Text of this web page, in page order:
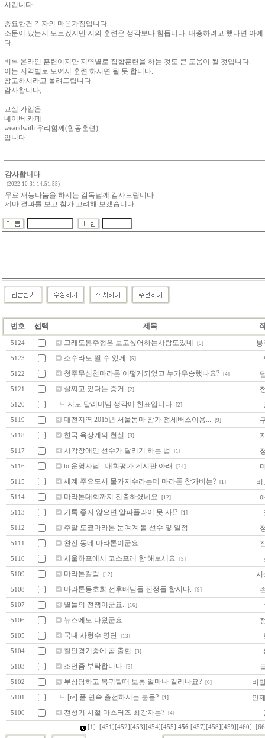
시킵니다.
중요한건 각자의 마음가짐입니다.
소문이 났는지 모르겠지만 저의 훈련은 생각보다 힘듭니다. 대충하려고 했다면 아
다.
비록 온라인 훈련이지만 지역별로 집합훈련을 하는 것도 큰 도움이 될 것입니다.
이는 지역별로 모여서 훈련 하시면 될 듯 합니다.
참고하시라고 올려드립니다.
감사합니다,
교실 가입은
네이버 카페
weandwith 우리함께(합동훈련)
입니다
감사합니다
(2022-10-31 14:51:55)
무료 재능나눔을 하시는 감독님께 감사드립니다.
제마 결과를 보고 참가 고려해 보겠습니다.
번호 선택 제목
5124 그래도봉주형은 보고싶어하는사람도있네 [9] 봉
5123 소수라도 뛸 수 있게 [5]
5122 청주무심천마라톤 어떻게되었고 누가우승했나요? [4]
5121 살찌고 있다는 증거 [2]
5120 저도 달리미님 생각에 한표입니다 [2]
5119 대전지역 2015년 서울동마 참가 전세버스이용... [9]
5118 한국 육상계의 현실 [3]
5117 시각장애인 선수가 달리기 하는 법 [1]
5116 to:운영자님 - 대회평가 게시판 아래 [24]
5115 세계 주요도시 물가지수라는데 마라톤 참가비는? [1] 비
5114 마라톤대회까지 진출하셨네요 [12]
5113 기록 좋지 않으면 알파플라이 못 사!? [1]
5112 주말 도쿄마라톤 눈여겨 볼 선수 및 일정
5111 완전 동네 마라톤이군요
5110 서울하프에서 코스프레 함 해보세요 [5]
5109 마라톤칼럼 [12] 시
5108 마라톤동호회 선후배님들 진정들 합시다. [9]
5107 별들의 전쟁이군요. [16]
5106 뉴스에도 나왔군요
5105 국내 사형수 명단 [13]
5104 철인경기중에 곰 출현 [3]
5103 조언좀 부탁합니다 [3]
5102 부상당하고 복귀할때 보통 얼마나 걸리나요? [6] 비
5101 [re] 풀 연속 출전하시는 분들? [1] 언
5100 전성기 시절 마스터즈 최강자는? [4]
[1] [451] [452] [453] [454] [455] 456 [457] [458] [459] [460]